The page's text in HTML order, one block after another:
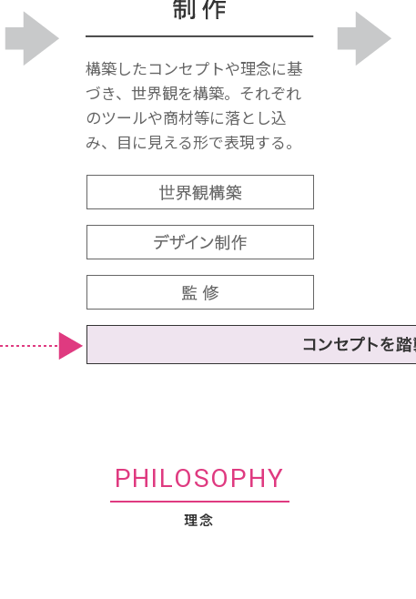
構築したコンセプトや理念に基
づき、世界観を構築。それぞれ
のツールや商材等に落とし込
み、目に見える形で表現する。
PHILOSOPHY
理念